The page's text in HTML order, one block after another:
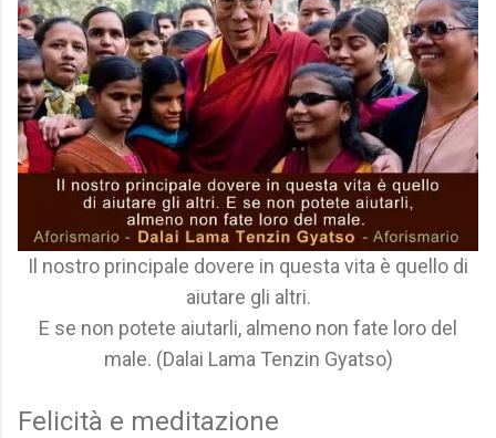
Il nostro principale dovere in questa vita è quello di
aiutare gli altri.
E se non potete aiutarli, almeno non fate loro del
male. (Dalai Lama Tenzin Gyatso)
Felicità e meditazione